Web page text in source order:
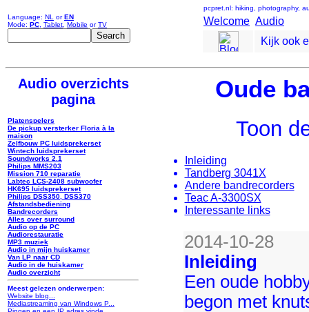
Language: NL orEN
Mode: PC Tablet Mobile orTV
pcpret.nl: hiking, photography,
Welcome Audio
Kijk ook
Audio overzichts
pagina
Platenspelers
De pickup versterker Floria à la
maison
Zelfbouw PC luidsprekerset
Wintech luidsprekerset
Soundworks 2.1
Philips MMS203
Mission 710 reparatie
Labtec LCS-2408 subwoofer
HK695 luidsprekerset
Philips DSS350, DSS370
Afstandsbediening
Bandrecorders
Alles over surround
Audio op de PC
Audiorestauratie
MP3 muziek
Audio in mijn huiskamer
Van LP naar CD
Audio in de huiskamer
Audio overzicht
Meest gelezen onderwerpen:
Website blog...
Mediastreaming van Windows P...
Oude
Toon
Inleiding
Tandberg 3041X
Andere bandrecorders
Teac A-3300SX
Interessante links
2014-10-28
Inleiding
Een oude
begon met